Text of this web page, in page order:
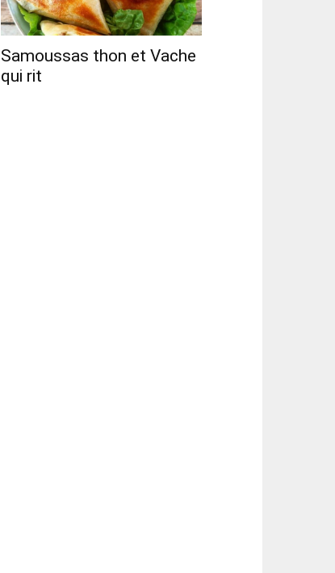
Samoussas thon et Vache
qui rit